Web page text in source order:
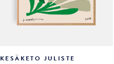
KESÄKETO JULISTE